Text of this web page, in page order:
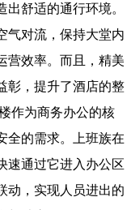
舒适的通行环境。
气对流，保持大堂内
营效率。而且，精美
彰，提升了酒店的整
作为商务办公的核
全的需求。上班族在
速通过它进入办公区
动，实现人员进出的